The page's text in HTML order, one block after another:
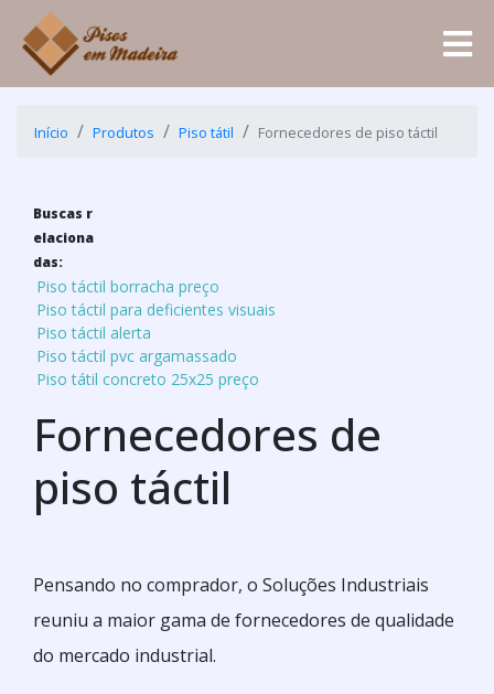
Início Produtos Piso tátil Fornecedores de piso táctil
Buscas r
elaciona
das:
Piso táctil borracha preço
Piso táctil para deficientes visuais
Piso táctil alerta
Piso táctil pvc argamassado
Piso tátil concreto 25x25 preço
Fornecedores de
piso táctil
Pensando no comprador, o Soluções Industriais
reuniu a maior gama de fornecedores de qualidade
do mercado industrial.